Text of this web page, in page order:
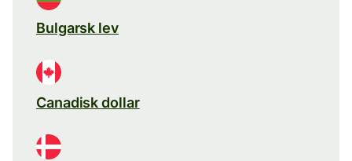
Bulgarsk lev
Canadisk dollar